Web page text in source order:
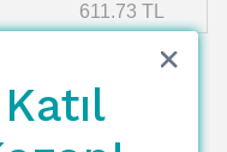
611.73 TL